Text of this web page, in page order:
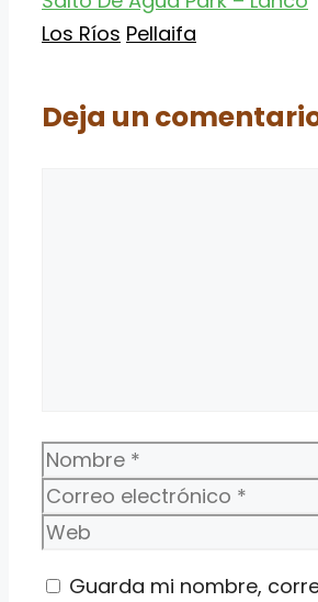
Categorías
Los Ríos Etiquetas
Pellaifa
Deja un
Nombre
Correo
electrónico
Web
Guarda mi nombre,